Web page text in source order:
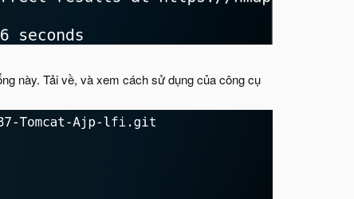
này. Tải về, và xem cách sử dụng của công cụ